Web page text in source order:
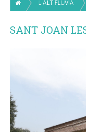
L'ALT FLUVIÀ
SANT JOAN